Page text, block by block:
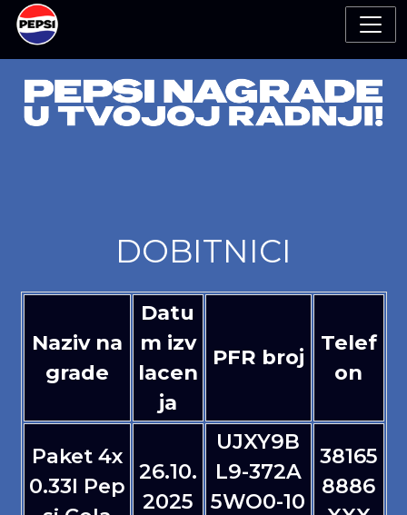
DOBITNICI
Naziv na
grade
Datu
m izv
lacen
ja
PFR broj
Telef
on
Paket 4x
0.33l Pep
26.10.
2025
UJXY9B
L9-372A
5WO0-10
38165
8886